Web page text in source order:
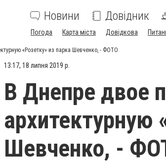
Новини Довідник
Погода Карта міста Довідкова
«Розетку» из парка Шевченко, - ФОТО
13:17, 18 липня 2019 р.
В Днепре двое
архитектурную
Шевченко, -